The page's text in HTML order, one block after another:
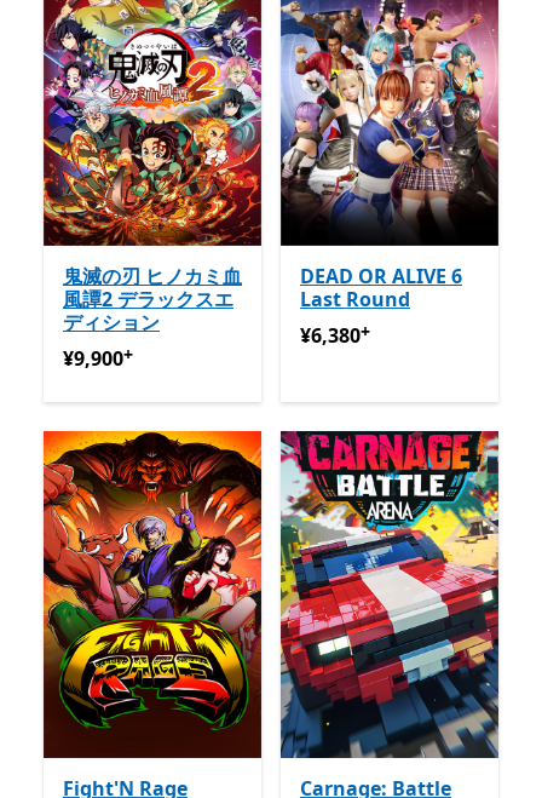
鬼滅の刃 ヒノカミ血
風譚2 デラックスエ
ディション
¥9,900アプリ内購入が提供されています
¥9,900+
DEAD OR ALIVE 6
Last Round
¥6,380アプリ内購入が提供
¥6,380+
Fight'N Rage
Carnage: Battle